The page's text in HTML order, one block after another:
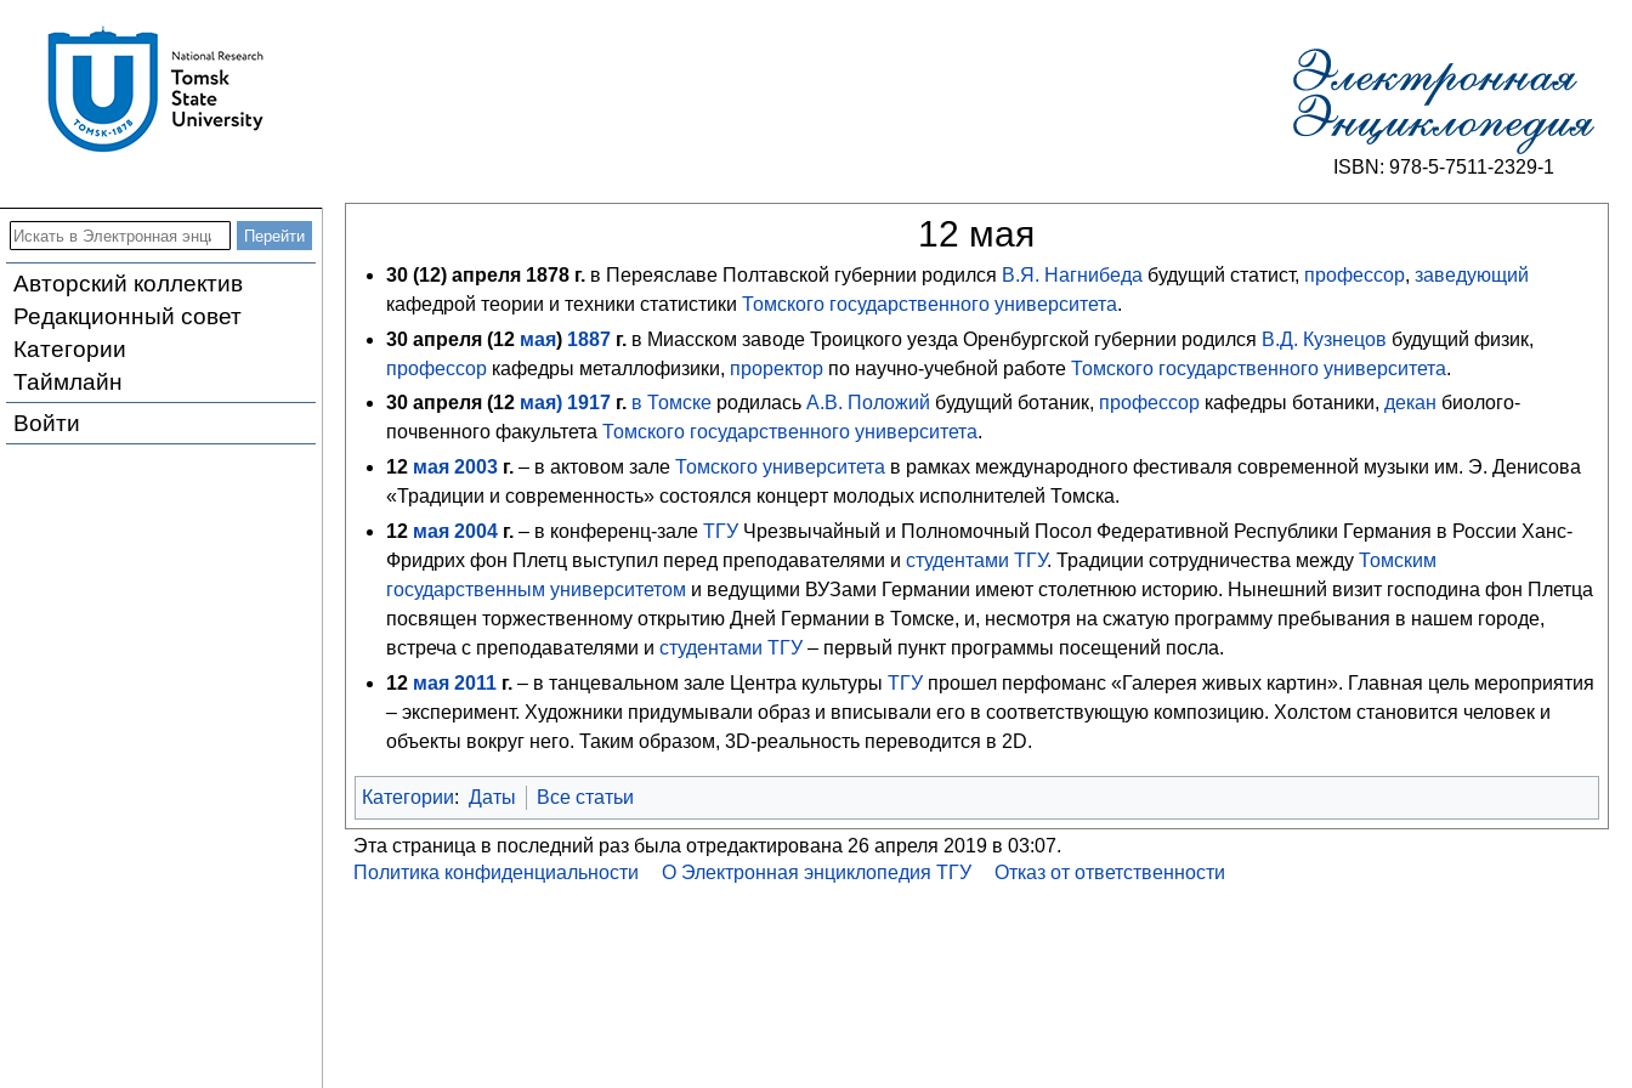
ISBN: 978-5-7511-2329-1
Авторский коллектив
Редакционный совет
Категории
Таймлайн
Войти
12 мая
30 (12) апреля 1878 г.в Переяславе Полтавской губернии родился В.Я. Нагнибеда будущий статист, профессор, заведующий
кафедрой теории и техники статистики Томского государственного университета.
30 апреля (12 мая) 1887г.в Миасском заводе Троицкого уезда Оренбургской губернии родился В.Д. Кузнецов будущий физик,
профессоркафедры металлофизики, проректорпо научно-учебной работе Томского государственного университета.
30 апреля (12 мая) 1917г. в Томскеродилась А.В. Положий будущий ботаник, профессоркафедры ботаники, декан биолого-
почвенного факультета Томского государственного университета.
12 мая 2003г.– в актовом зале Томского университета в рамках международного фестиваля современной музыки им. Э. Денисова
«Традиции и современность» состоялся концерт молодых исполнителей Томска.
12 мая 2004г.– в конференц-зале ТГУЧрезвычайный и Полномочный Посол Федеративной Республики Германия в России Ханс-
Фридрих фон Плетц выступил перед преподавателями и студентами ТГУ. Традиции сотрудничества между Томским
государственным университетом и ведущими ВУЗами Германии имеют столетнюю историю. Нынешний визит господина фон Плетца
посвящен торжественному открытию Дней Германии в Томске, и, несмотря на сжатую программу пребывания в нашем городе,
встреча с преподавателями и студентами ТГУ– первый пункт программы посещений посла.
12 мая 2011г.– в танцевальном зале Центра культуры ТГУпрошел перфоманс «Галерея живых картин». Главная цель мероприятия
– эксперимент. Художники придумывали образ и вписывали его в соответствующую композицию. Холстом становится человек и
объекты вокруг него. Таким образом, 3D-реальность переводится в 2D.
Категории: Даты Все статьи
Эта страница в последний раз была отредактирована 26 апреля 2019 в 03:07.
Политика конфиденциальности
О Электронная энциклопедия ТГУ Отказ от ответственности